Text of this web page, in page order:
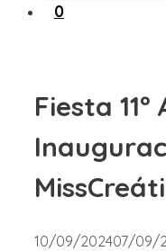
0
Fiesta
10/09/202407/09/